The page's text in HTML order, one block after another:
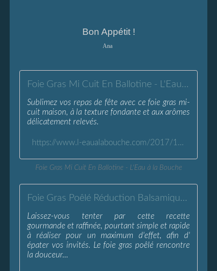
Bon Appétit !
Ana
Foie Gras Mi Cuit En Ballotine - L'Eau à la Bouche
Sublimez vos repas de fête avec ce foie gras mi-
cuit maison, à la texture fondante et aux arômes
délicatement relevés.
https://www.l-eaualabouche.com/2017/12/foie-gras-micuit-en-ballotine.html
Foie Gras Mi Cuit En Ballotine - L'Eau à la Bouche
Foie Gras Poêlé Réduction Balsamique Miel &amp; Romarin - L'Eau à la Bouche
Laissez-vous tenter par cette recette
gourmande et raffinée, pourtant simple et rapide
à réaliser pour un maximum d'effet, afin d'
épater vos invités. Le foie gras poêlé rencontre
la douceur...